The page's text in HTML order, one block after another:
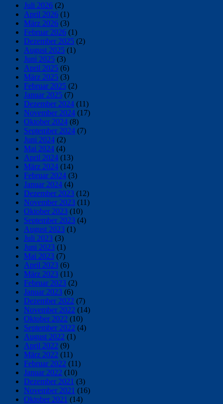
Juli 2026 (2)
April 2026 (1)
März 2026 (3)
Februar 2026 (1)
Dezember 2025 (2)
August 2025 (1)
Juni 2025 (3)
April 2025 (6)
März 2025 (3)
Februar 2025 (2)
Januar 2025 (7)
Dezember 2024 (11)
November 2024 (17)
Oktober 2024 (8)
September 2024 (7)
Juni 2024 (2)
Mai 2024 (4)
April 2024 (13)
März 2024 (14)
Februar 2024 (3)
Januar 2024 (4)
Dezember 2023 (12)
November 2023 (11)
Oktober 2023 (10)
September 2023 (4)
August 2023 (1)
Juli 2023 (3)
Juni 2023 (1)
Mai 2023 (7)
April 2023 (6)
März 2023 (11)
Februar 2023 (2)
Januar 2023 (6)
Dezember 2022 (7)
November 2022 (14)
Oktober 2022 (10)
September 2022 (4)
August 2022 (1)
April 2022 (9)
März 2022 (11)
Februar 2022 (11)
Januar 2022 (10)
Dezember 2021 (3)
November 2021 (16)
Oktober 2021 (14)